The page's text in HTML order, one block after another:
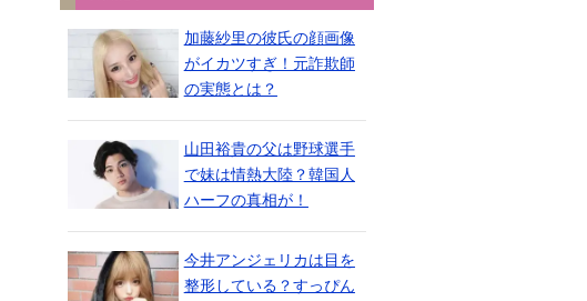
加藤紗里の彼氏の顔画像
がイカツすぎ！元詐欺師
の実態とは？
山田裕貴の父は野球選手
で妹は情熱大陸？韓国人
ハーフの真相が！
今井アンジェリカは目を
整形している？すっぴん